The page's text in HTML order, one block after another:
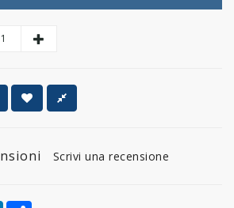
Scrivi una recensione